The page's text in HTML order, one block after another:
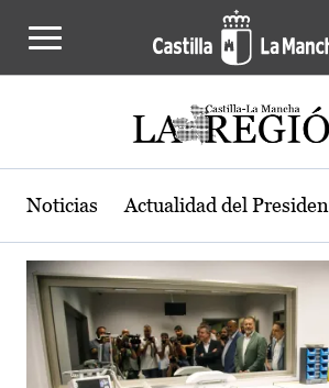
Actualidad de la región
Noticias Actualidad del